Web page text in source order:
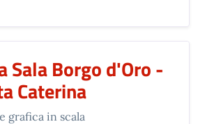
Sala Borgo d'Oro -
Caterina
grafica in scala